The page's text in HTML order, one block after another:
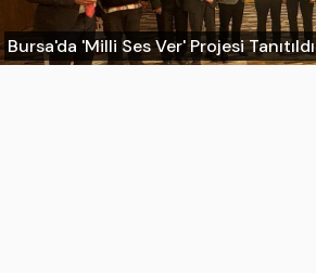
Bursa'da 'Milli Ses Ver' Projesi Tanıtıldı